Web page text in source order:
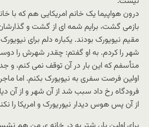
درون هواپیما یک خانم امریکایی هم که با
بازمی گشت، برایم شمه ای از گشت و
مقیم نیویورک بودند. یکباره دلم برای
شهر را کردم. به او گفتم: چقدر شهرش را
متأسفم که این بار در آن توقف نمی کنم، و
اولین فرصت سفری به نیویورک بکنم. اما
فرودگاه رخ داد سبب شد از آن شهر و از آن
از آن پس هوس دیدار نیوریورک و امریکا را